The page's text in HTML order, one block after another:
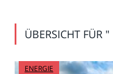
ÜBERSICHT FÜR "
ENERGIE